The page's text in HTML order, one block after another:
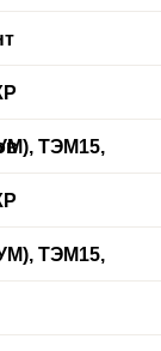
ТЭМ15,
ТЭМ15,